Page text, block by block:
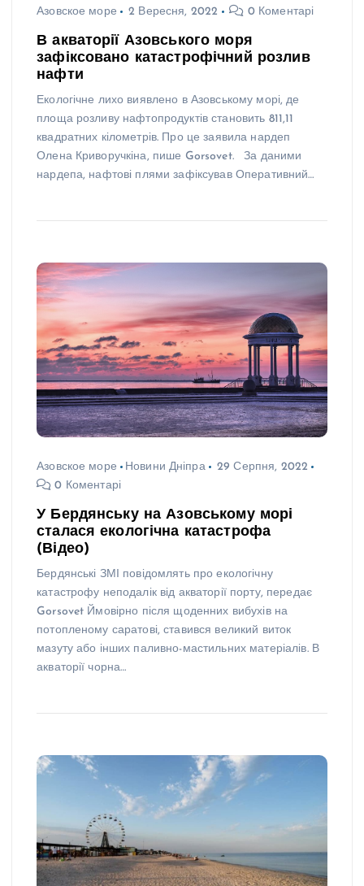
Азовское море 2 Вересня, 2022 0 Коментарі
В акваторії Азовського моря
зафіксовано катастрофічний розлив
нафти
Екологічне лихо виявлено в Азовському морі, де
площа розливу нафтопродуктів становить 811,11
квадратних кілометрів. Про це заявила нардеп
Олена Криворучкіна, пише Gorsovet. За даними
нардепа, нафтові плями зафіксував Оперативний…
Азовское море Новини Дніпра
29 Серпня, 2022
0 Коментарі
У Бердянську на Азовському морі
сталася екологічна катастрофа
(Відео)
Бердянські ЗМІ повідомлять про екологічну
катастрофу неподалік від акваторії порту, передає
Gorsovet Ймовірно після щоденних вибухів на
потопленому саратові, ставився великий виток
мазуту або інших паливно-мастильних матеріалів. В
акваторії чорна…